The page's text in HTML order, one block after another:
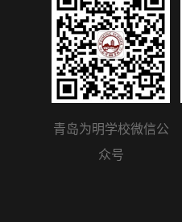
青岛为明学校微信公
众号